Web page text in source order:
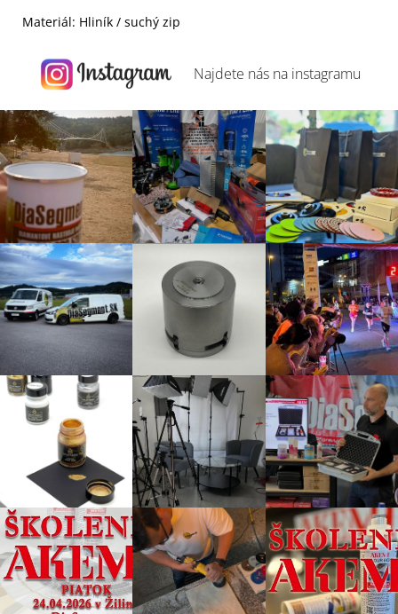
Materiál: Hliník / suchý zip
Najdete nás na instagramu